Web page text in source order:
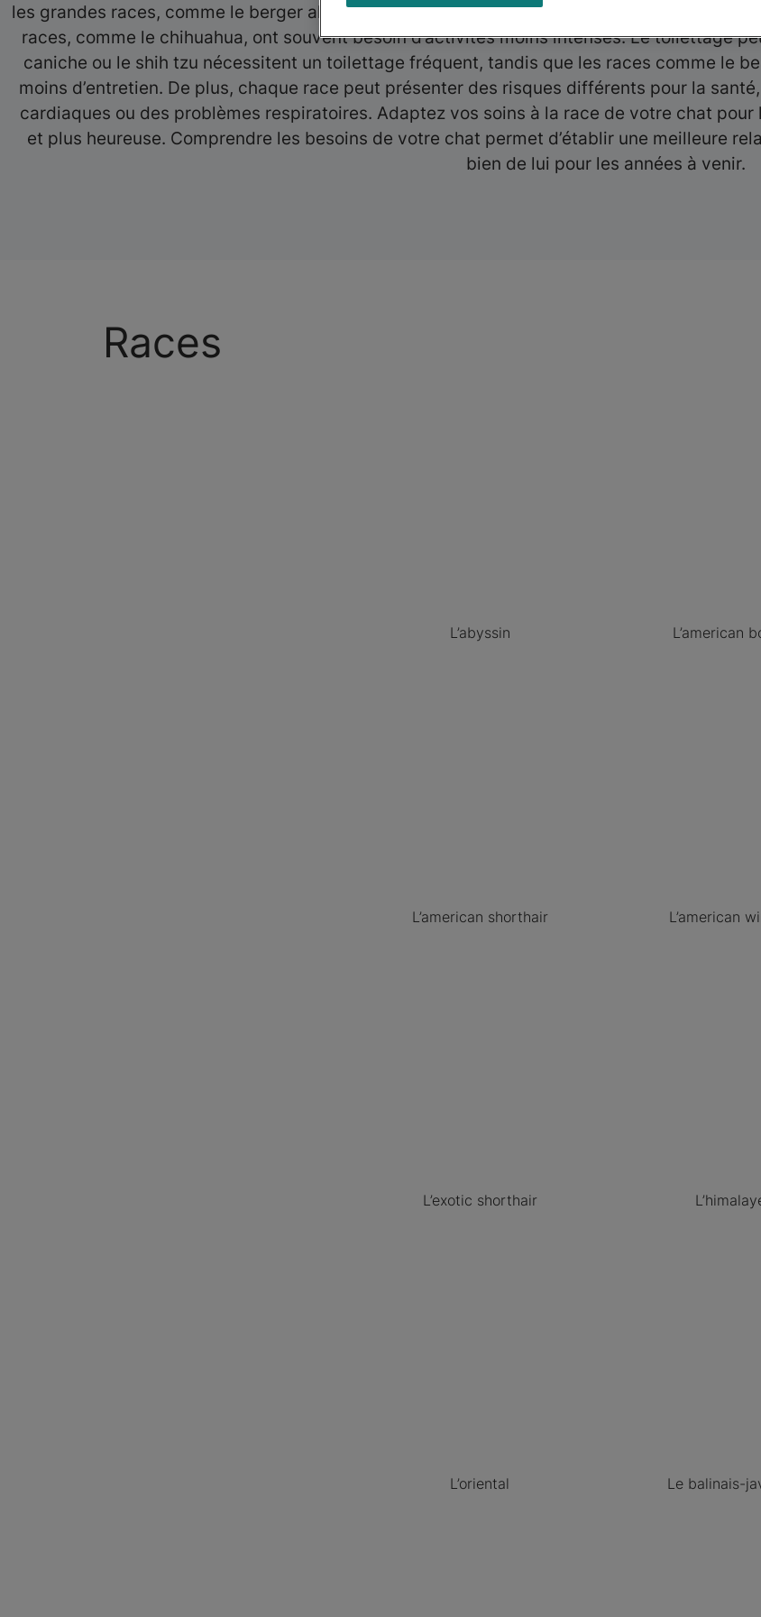
les grandes races, comme le berger allemand ou le labrador, peuvent demander plus
races, comme le chihuahua, ont souvent besoin d’activités moins intenses. Le toilettage
caniche ou le shih tzu nécessitent un toilettage fréquent, tandis que les races comme le
moins d’entretien. De plus, chaque race peut présenter des risques différents pour la
cardiaques ou des problèmes respiratoires. Adaptez vos soins à la race de votre chat
et plus heureuse. Comprendre les besoins de votre chat permet d’établir une meilleure
bien de lui pour les années à venir.
Races
L’abyssin L’american
L’american shorthair L’american
L’exotic shorthair
L’oriental Le balinais-